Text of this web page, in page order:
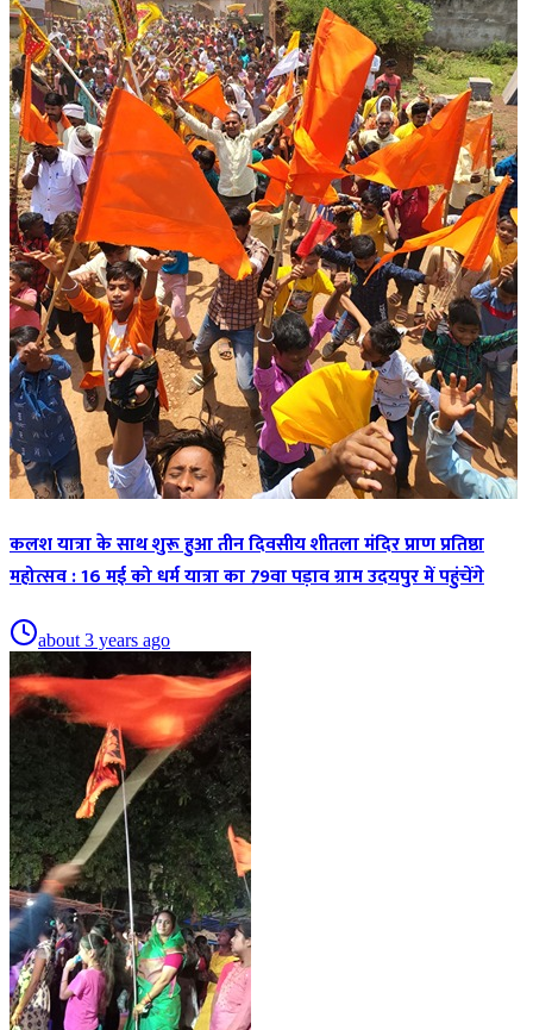
कलश यात्रा के साथ शुरू हुआ तीन दिवसीय शीतला मंदिर प्राण प्रतिष्ठा
महोत्सव : 16 मई को धर्म यात्रा का 79वा पड़ाव ग्राम उदयपुर में पहुंचेंगे
about 3 years ago